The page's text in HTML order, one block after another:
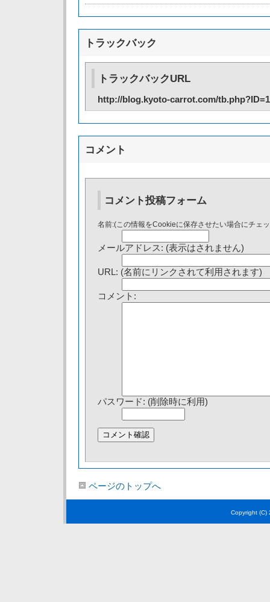
トラックバック
トラックバックURL
http://blog.kyoto-carrot.com/
コメント
コメント投稿フォーム
名前:(この情報をCookieに保存させたい場合にチェ
メールアドレス: (表示はされません)
URL: (名前にリンクされて利用されます)
コメント:
パスワード: (削除時に利用)
ページのトップへ
Copyright